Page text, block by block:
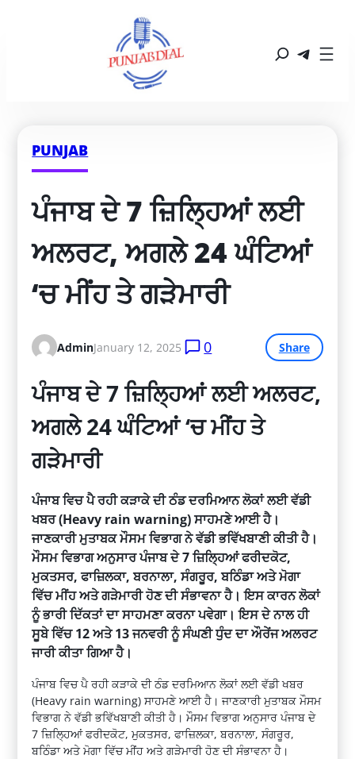
PUNJAB
ਪੰਜਾਬ ਦੇ 7 ਜ਼ਿਲ੍ਹਿਆਂ ਲਈ
ਅਲਰਟ, ਅਗਲੇੇ 24 ਘੰਟਿਆਂ
‘ਚ ਮੀਂਹ ਤੇ ਗੜੇਮਾਰੀ
AdminJanuary 12, 2025 0 Share
ਪੰਜਾਬ ਦੇ 7 ਜ਼ਿਲ੍ਹਿਆਂ ਲਈ ਅਲਰਟ,
ਅਗਲੇੇ 24 ਘੰਟਿਆਂ ‘ਚ ਮੀਂਹ ਤੇ
ਗੜੇਮਾਰੀ
ਪੰਜਾਬ ਵਿਚ ਪੈ ਰਹੀ ਕੜਾਕੇ ਦੀ ਠੰਡ ਦਰਮਿਆਨ ਲੋਕਾਂ ਲਈ ਵੱਡੀ
ਖਬਰ (Heavy rain warning) ਸਾਹਮਣੇ ਆਈ ਹੈ।
ਜਾਣਕਾਰੀ ਮੁਤਾਬਕ ਮੌਸਮ ਵਿਭਾਗ ਨੇ ਵੱਡੀ ਭਵਿੱਖਬਾਣੀ ਕੀਤੀ ਹੈ।
ਮੌਸਮ ਵਿਭਾਗ ਅਨੁਸਾਰ ਪੰਜਾਬ ਦੇ 7 ਜ਼ਿਲ੍ਹਿਆਂ ਫਰੀਦਕੋਟ,
ਮੁਕਤਸਰ, ਫਾਜ਼ਿਲਕਾ, ਬਰਨਾਲਾ, ਸੰਗਰੂਰ, ਬਠਿੰਡਾ ਅਤੇ ਮੋਗਾ
ਵਿੱਚ ਮੀਂਹ ਅਤੇ ਗੜੇਮਾਰੀ ਹੋਣ ਦੀ ਸੰਭਾਵਨਾ ਹੈ। ਇਸ ਕਾਰਨ ਲੋਕਾਂ
ਨੂੰ ਭਾਰੀ ਦਿੱਕਤਾਂ ਦਾ ਸਾਹਮਣਾ ਕਰਨਾ ਪਵੇਗਾ। ਇਸ ਦੇ ਨਾਲ ਹੀ
ਸੂਬੇ ਵਿੱਚ 12 ਅਤੇ 13 ਜਨਵਰੀ ਨੂੰ ਸੰਘਣੀ ਧੁੰਦ ਦਾ ਔਰੇਂਜ ਅਲਰਟ
ਜਾਰੀ ਕੀਤਾ ਗਿਆ ਹੈ।
ਪੰਜਾਬ ਵਿਚ ਪੈ ਰਹੀ ਕੜਾਕੇ ਦੀ ਠੰਡ ਦਰਮਿਆਨ ਲੋਕਾਂ ਲਈ ਵੱਡੀ ਖਬਰ
(Heavy rain warning) ਸਾਹਮਣੇ ਆਈ ਹੈ। ਜਾਣਕਾਰੀ ਮੁਤਾਬਕ ਮੌਸਮ
ਵਿਭਾਗ ਨੇ ਵੱਡੀ ਭਵਿੱਖਬਾਣੀ ਕੀਤੀ ਹੈ। ਮੌਸਮ ਵਿਭਾਗ ਅਨੁਸਾਰ ਪੰਜਾਬ ਦੇ
7 ਜ਼ਿਲ੍ਹਿਆਂ ਫਰੀਦਕੋਟ, ਮੁਕਤਸਰ, ਫਾਜ਼ਿਲਕਾ, ਬਰਨਾਲਾ, ਸੰਗਰੂਰ,
ਬਠਿੰਡਾ ਅਤੇ ਮੋਗਾ ਵਿੱਚ ਮੀਂਹ ਅਤੇ ਗੜੇਮਾਰੀ ਹੋਣ ਦੀ ਸੰਭਾਵਨਾ ਹੈ।